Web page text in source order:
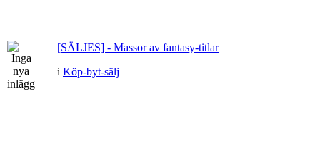
[SÄLJES] - Massor av fantasy-titlar
i Köp-byt-sälj